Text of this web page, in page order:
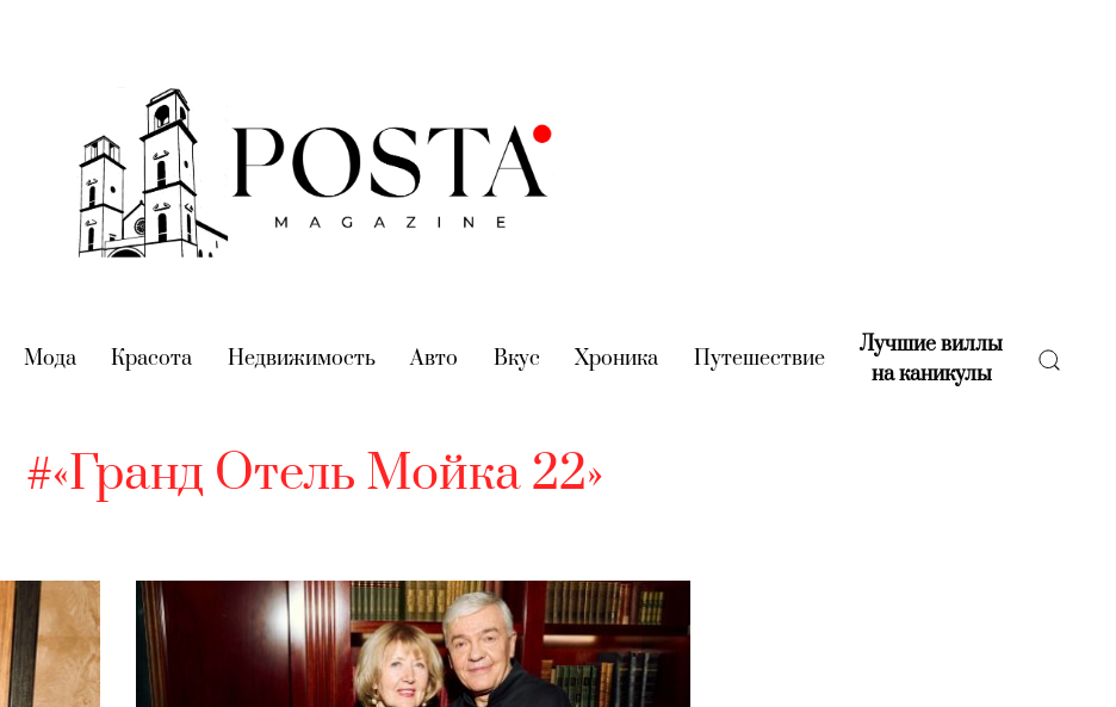
(current)
Мода(current)
Красота (current)
Недвижимость(current)
Авто (current)
Вкус (current)
Хроника (current)
Путешествие(current)
Лучшие виллы
на каникулы(current)
#«Гранд Отель Мойка 22»